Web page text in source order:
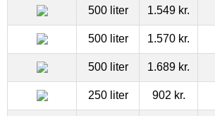
500 liter 1.549 kr.
500 liter 1.570 kr.
500 liter 1.689 kr.
250 liter 902 kr.